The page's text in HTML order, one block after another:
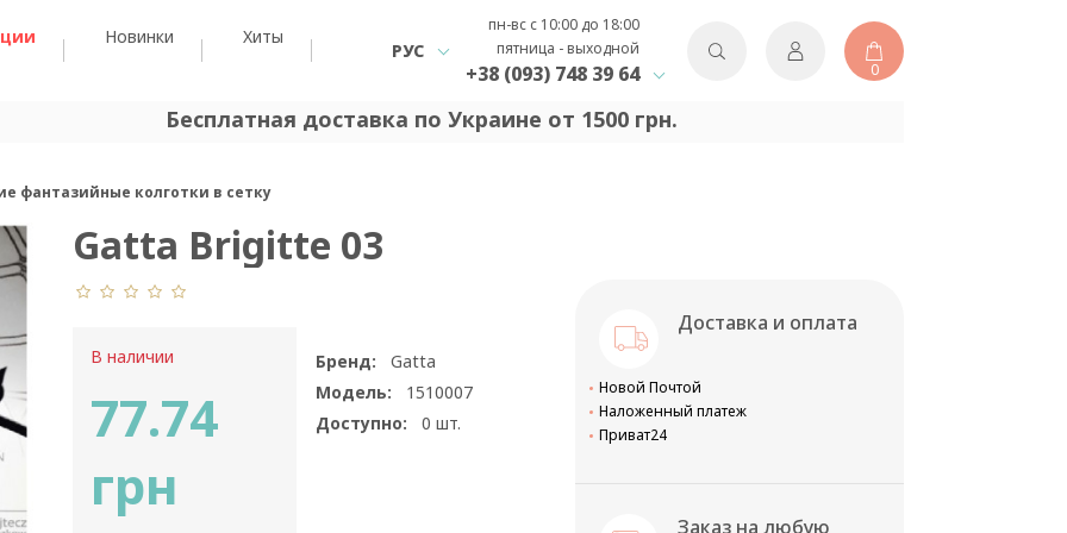
Новинки Хиты
РУС
пн-вс с 10:00 до 18:00
пятница - выходной
+38 (093) 748 39 64 0
Бесплатная доставка по Украине от 1500 грн.
фантазийные колготки в сетку
Gatta Brigitte 03
В наличии
77.74
грн
Бренд:
Gatta
Модель:
1510007
Доступно:
0 шт.
Доставка и оплата
Новой Почтой
Наложенный платеж
Приват24
Заказ на любую